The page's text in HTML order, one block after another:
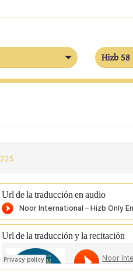
Hizb 58
225
Url de la traducción en audio
Url de la traducción y la recitación